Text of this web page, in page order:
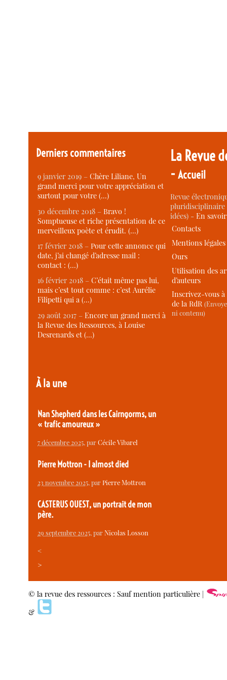
Derniers commentaires
9 janvier 2019 –Chère Liliane, Un
grand merci pour votre appréciation et
surtout pour votre (…)
30 décembre 2018 –Bravo !
Somptueuse et riche présentation de ce
merveilleux poète et érudit. (…)
17 février 2018 –Pour cette annonce qui
date, j’ai changé d’adresse mail :
contact : (…)
16 février 2018 –C’était même pas lui,
mais c’est tout comme : c’est Aurélie
Filipetti qui a (…)
29 août 2017 –Encore un grand merci à
la Revue des Ressources, à Louise
Desrenards et (…)
À la une
Nan Shepherd dans les Cairngorms, un
« trafic amoureux »
7 décembre 2025, parCécile Vibarel
Pierre Mottron - I almost died
23 novembre 2025, parPierre Mottron
CASTERUS OUEST, un portrait de mon
père.
29 septembre 2025, parNicolas Losson
<
>
La Revue
-Accueil
Revue
idées) -En
Contacts
Mentions légales
Ours
Utilisation des
d’auteurs
Inscrivez-vous
de la RdR
ni contenu)
© la revue des ressources : Sauf mention particulière |
&